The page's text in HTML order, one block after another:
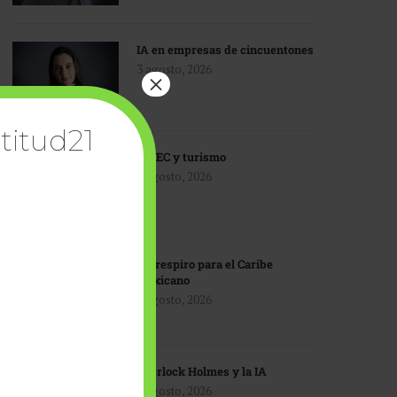
IA en empresas de cincuentones
3 agosto, 2026
TMEC y turismo
3 agosto, 2026
Un respiro para el Caribe
mexicano
3 agosto, 2026
Sherlock Holmes y la IA
3 agosto, 2026
×